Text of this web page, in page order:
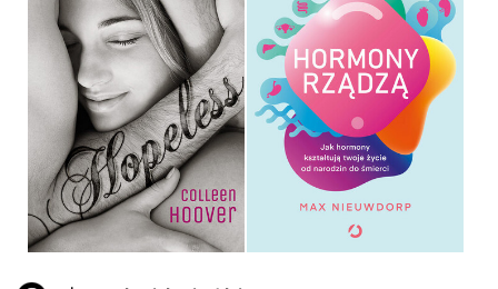
HOPELESS
COLLEEN HOOVER
OPRAWA MIĘKKA
34,90 ZŁ
HORMONY RZĄDZĄ
MAX NIEUWDORP
OPRAWA MIĘKKA
49,99 ZŁ